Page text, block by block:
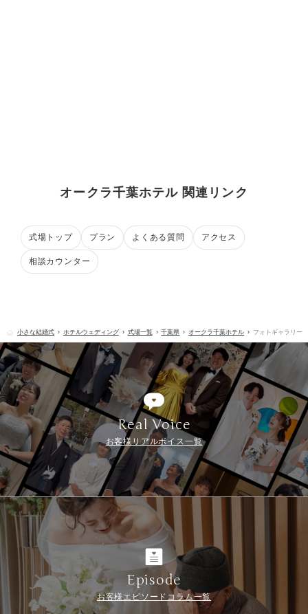
オークラ千葉ホテル 関連リンク
式場トップ プラン よくある質問 アクセス
相談カウンター
小さな結婚式 ホテルウェディング 式場一覧 千葉県 オークラ千葉ホテル フォトギャラリー
Real Voice
お客様リアルボイス一覧
Episode
お客様エピソードコラム一覧